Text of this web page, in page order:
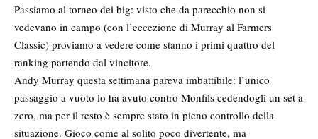
Passiamo al torneo dei big: visto che da parecchio non si
vedevano in campo (con l’eccezione di Murray al Farmers
Classic) proviamo a vedere come stanno i primi quattro del
ranking partendo dal vincitore.
Andy Murray questa settimana pareva imbattibile: l’unico
passaggio a vuoto lo ha avuto contro Monfils cedendogli un set a
zero, ma per il resto è sempre stato in pieno controllo della
situazione. Gioco come al solito poco divertente, ma